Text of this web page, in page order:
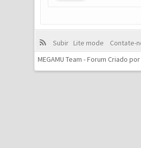
Subir Lite mode
Contate-
MEGAMU Team - Forum Criado por